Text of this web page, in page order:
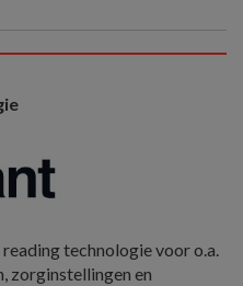
technologie voor o.a.
zorginstellingen en